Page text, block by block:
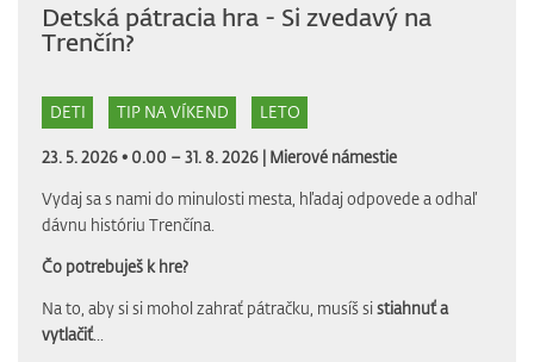
Detská pátracia hra - Si zvedavý na
Trenčín?
DETI TIP NA VÍKEND LETO
23. 5. 2026 • 0.00 – 31. 8. 2026 | Mierové námestie
Vydaj sa s nami do minulosti mesta, hľadaj odpovede a odhaľ
dávnu históriu Trenčína.
Čo potrebuješ k hre?
Na to, aby si si mohol zahrať pátračku, musíš sistiahnuť a
vytlačiť...